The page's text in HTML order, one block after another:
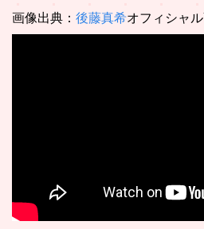
画像出典： 後藤真希オフィシャ